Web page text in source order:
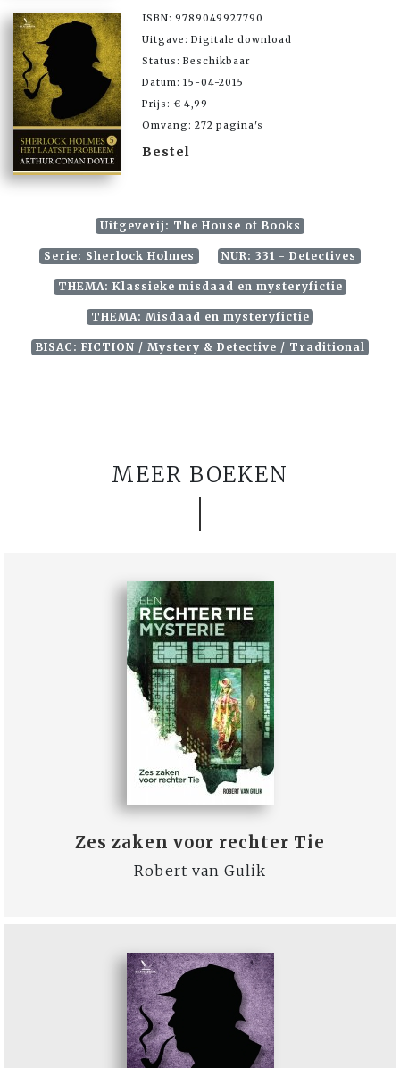
ISBN: 9789049927790
Uitgave: Digitale download
Status: Beschikbaar
Datum: 15-04-2015
Prijs: € 4,99
Omvang: 272 pagina's
Bestel
Uitgeverij: The House of Books
Serie: Sherlock Holmes NUR: 331 - Detectives
THEMA: Klassieke misdaad en mysteryfictie
THEMA: Misdaad en mysteryfictie
BISAC: FICTION / Mystery & Detective / Traditional
MEER BOEKEN
Zes zaken voor rechter Tie
Robert van Gulik